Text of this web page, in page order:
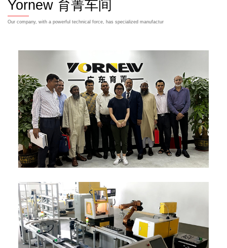
Yornew 育菁车间
Our company, with a powerful technical force, has specialized manufactur